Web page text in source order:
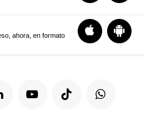
ahora, en formato